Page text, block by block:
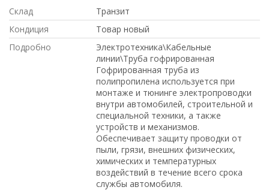
Склад
Транзит
Кондиция
Товар новый
Подробно
Электротехника\Кабельные
линии\Труба гофрированная
Гофрированная труба из
полипропилена используется при
монтаже и тюнинге электропроводки
внутри автомобилей, строительной и
специальной техники, а также
устройств и механизмов.
Обеспечивает защиту проводки от
пыли, грязи, внешних физических,
химических и температурных
воздействий в течение всего срока
службы автомобиля.